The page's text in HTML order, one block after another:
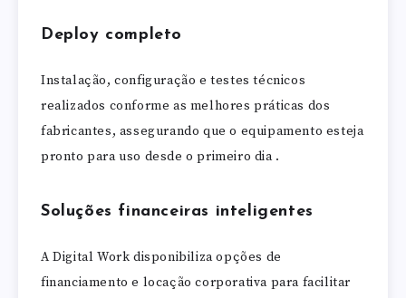
Deploy completo
Instalação, configuração e testes técnicos
realizados conforme as melhores práticas dos
fabricantes, assegurando que o equipamento esteja
pronto para uso desde o primeiro dia .
Soluções financeiras inteligentes
A Digital Work disponibiliza opções de
financiamento e locação corporativa para facilitar